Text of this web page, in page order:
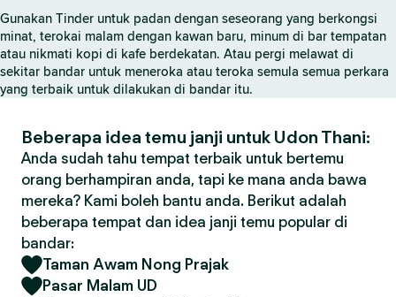
n
d
e
r
Gunakan Tinder untuk padan dengan seseorang yang berkongsi
minat, terokai malam dengan kawan baru, minum di bar tempatan
atau nikmati kopi di kafe berdekatan. Atau pergi melawat di
sekitar bandar untuk meneroka atau teroka semula semua perkara
yang terbaik untuk dilakukan di bandar itu.
Beberapa idea temu janji untuk Udon Thani:
Anda sudah tahu tempat terbaik untuk bertemu
orang berhampiran anda, tapi ke mana anda bawa
mereka? Kami boleh bantu anda. Berikut adalah
beberapa tempat dan idea janji temu popular di
bandar:
Taman Awam Nong Prajak
Pasar Malam UD